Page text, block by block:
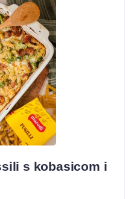
s kobasicom i